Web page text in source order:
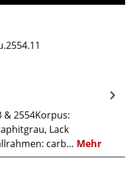
& 2554Korpus:
Lack
carb… Mehr